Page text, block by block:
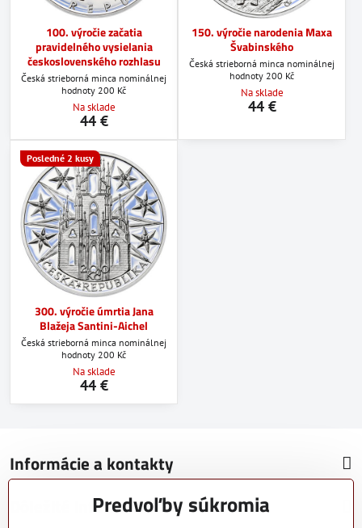
100. výročie začatia
pravidelného vysielania
československého rozhlasu
Česká strieborná minca nominálnej
hodnoty 200 Kč
Na sklade
44 €
150. výročie narodenia Maxa
Švabinského
Česká strieborná minca nominálnej
hodnoty 200 Kč
Na sklade
44 €
Posledné 2 kusy
300. výročie úmrtia Jana
Blažeja Santini-Aichel
Česká strieborná minca nominálnej
hodnoty 200 Kč
Na sklade
44 €
Informácie a kontakty
Dôležité informáciePredvoľby súkromia